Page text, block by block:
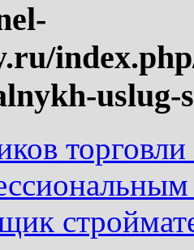
uslug-